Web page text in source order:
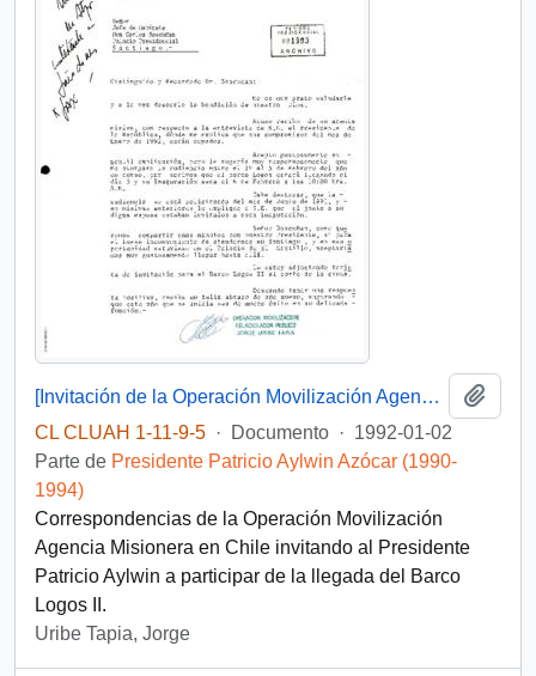
[Invitación de la Operación Movilización Agencia Misionera en Chile]
CL CLUAH 1-11-9-5 · Documento · 1992-01-02
Parte de Presidente Patricio Aylwin Azócar (1990-
1994)
Correspondencias de la Operación Movilización
Agencia Misionera en Chile invitando al Presidente
Patricio Aylwin a participar de la llegada del Barco
Logos II.
Uribe Tapia, Jorge